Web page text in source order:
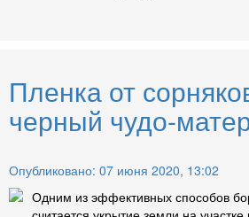
Пленка от
черный чудо-
Опубликовано: 07 июня 2020, 13:02
Одним из эффективных способов